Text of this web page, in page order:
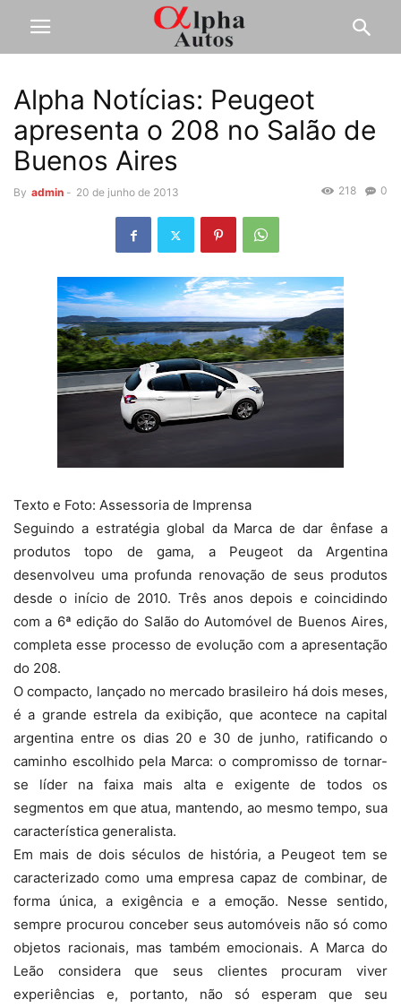
Alpha Notícias: Peugeot
apresenta o 208 no Salão de
Buenos Aires
By admin - 20 de junho de 2013 0
218
Texto e Foto: Assessoria de Imprensa
Seguindo a estratégia global da Marca de dar ênfase a
produtos topo de gama, a Peugeot da Argentina
desenvolveu uma profunda renovação de seus produtos
desde o início de 2010. Três anos depois e coincidindo
com a 6ª edição do Salão do Automóvel de Buenos Aires,
completa esse processo de evolução com a apresentação
do 208.
O compacto, lançado no mercado brasileiro há dois meses,
é a grande estrela da exibição, que acontece na capital
argentina entre os dias 20 e 30 de junho, ratificando o
caminho escolhido pela Marca: o compromisso de tornar-
se líder na faixa mais alta e exigente de todos os
segmentos em que atua, mantendo, ao mesmo tempo, sua
característica generalista.
Em mais de dois séculos de história, a Peugeot tem se
caracterizado como uma empresa capaz de combinar, de
forma única, a exigência e a emoção. Nesse sentido,
sempre procurou conceber seus automóveis não só como
objetos racionais, mas também emocionais. A Marca do
Leão considera que seus clientes procuram viver
experiências e, portanto, não só esperam que seu